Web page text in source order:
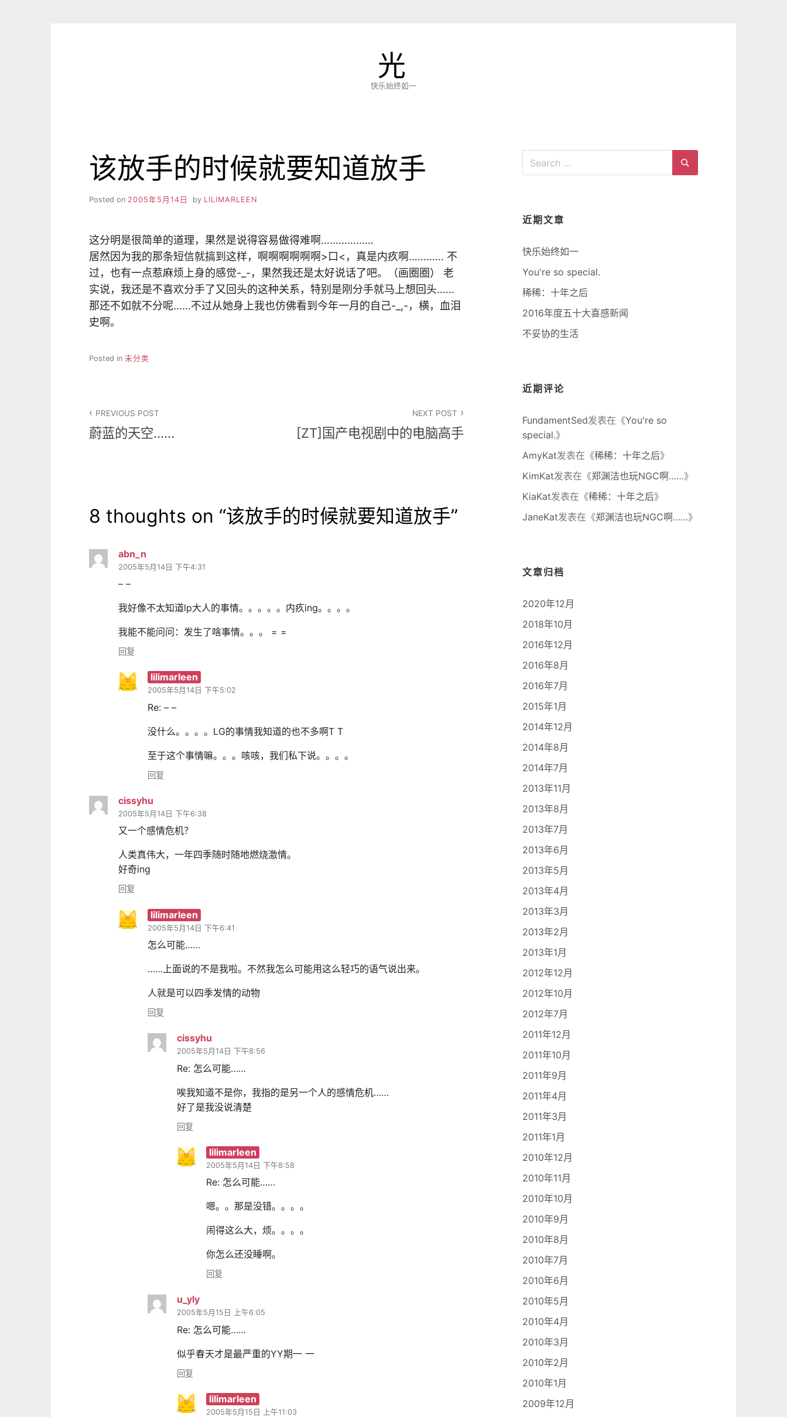
光
快乐始终如一
该放手的时候就要知道放手
Posted on 2005年5月14日 by LILIMARLEEN
这分明是很简单的道理，果然是说得容易做得难啊………………
居然因为我的那条短信就搞到这样，啊啊啊啊啊啊>口<，真是内疚啊………… 不
过，也有一点惹麻烦上身的感觉-_-，果然我还是太好说话了吧。（画圈圈） 老
实说，我还是不喜欢分手了又回头的这种关系，特别是刚分手就马上想回头……
那还不如就不分呢……不过从她身上我也仿佛看到今年一月的自己-_,-，横，血泪
史啊。
Posted in 未分类
章
PREVIOUS POST
蔚蓝的天空……
NEXT POST
[ZT]国产电视剧中的电脑高手
8 thoughts on “该放手的时候就要知道放手”
abn_n
2005年5月14日 下午4:31
– –
我好像不太知道lp大人的事情。。。。。内疚ing。。。。
我能不能问问：发生了啥事情。。。 = =
回复
lilimarleen
2005年5月14日 下午5:02
Re: – –
没什么。。。。LG的事情我知道的也不多啊T T
至于这个事情嘛。。。咳咳，我们私下说。。。。
回复
cissyhu
2005年5月14日 下午6:38
又一个感情危机？
人类真伟大，一年四季随时随地燃烧激情。
好奇ing
回复
lilimarleen
2005年5月14日 下午6:41
怎么可能……
……上面说的不是我啦。不然我怎么可能用这么轻巧的语气说出来。
人就是可以四季发情的动物
回复
cissyhu
2005年5月14日 下午8:56
Re: 怎么可能……
唉我知道不是你，我指的是另一个人的感情危机……
好了是我没说清楚
回复
lilimarleen
2005年5月14日 下午8:58
Re: 怎么可能……
嗯。。那是没错。。。。
闹得这么大，烦。。。。
你怎么还没睡啊。
回复
u_yly
2005年5月15日 上午6:05
Re: 怎么可能……
似乎春天才是最严重的YY期一 一
回复
lilimarleen
2005年5月15日 上午11:03
Search
近期文章
快乐始终如一
You're so special.
稀稀：十年之后
2016年度五十大喜感新闻
不妥协的生活
近期评论
FundamentSed发表在《You're so
special.》
AmyKat发表在《稀稀：十年之后》
KimKat发表在《郑渊洁也玩NGC啊……》
KiaKat发表在《稀稀：十年之后》
JaneKat发表在《郑渊洁也玩NGC啊……》
文章归档
2020年12月
2018年10月
2016年12月
2016年8月
2016年7月
2015年1月
2014年12月
2014年8月
2014年7月
2013年11月
2013年8月
2013年7月
2013年6月
2013年5月
2013年4月
2013年3月
2013年2月
2013年1月
2012年12月
2012年10月
2012年7月
2011年12月
2011年10月
2011年9月
2011年4月
2011年3月
2011年1月
2010年12月
2010年11月
2010年10月
2010年9月
2010年8月
2010年7月
2010年6月
2010年5月
2010年4月
2010年3月
2010年2月
2010年1月
2009年12月